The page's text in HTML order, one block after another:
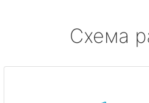
Схема